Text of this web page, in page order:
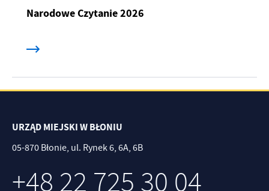
Narodowe Czytanie 2026
URZĄD MIEJSKI W BŁONIU
05-870 Błonie, ul. Rynek 6, 6A, 6B
+48 22 725 30 04